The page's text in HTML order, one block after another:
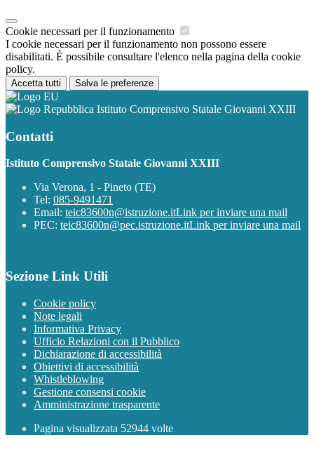
Cookie necessari per il funzionamento
I cookie necessari per il funzionamento non possono essere
disabilitati. È possibile consultare l'elenco nella pagina della cookie
policy.
Accetta tutti Salva le preferenze
Istituto Comprensivo Statale Giovanni XXIII
Contatti
Istituto Comprensivo Statale Giovanni XXIII
Via Verona, 1 - Pineto (TE)
Tel: 085-9491471
Email: teic83600n@istruzione.itLink per inviare una mail
PEC: teic83600n@pec.istruzione.itLink per inviare una mail
Sezione Link Utili
Cookie policy
Note legali
Informativa Privacy
Ufficio Relazioni con il Pubblico
Dichiarazione di accessibilità
Obiettivi di accessibilità
Whistleblowing
Gestione consensi cookie
Amministrazione trasparente
Pagina visualizzata 52944 volte